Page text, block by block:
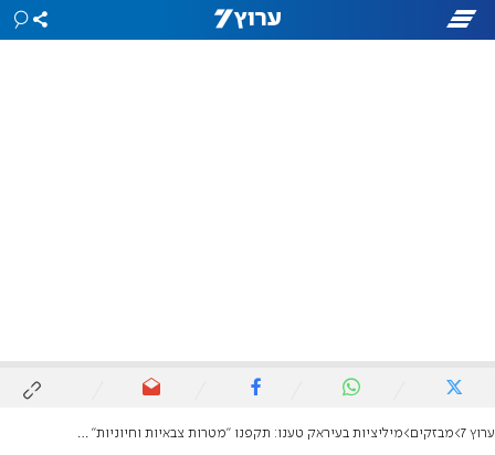
ערוץ 7 מבזקים מיליציות בעיראק טענו: תקפנו "מטרות צבאיות וחיוניות" ברמת הגולן ובאילת